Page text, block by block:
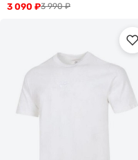
3 990₽
3 090 ₽